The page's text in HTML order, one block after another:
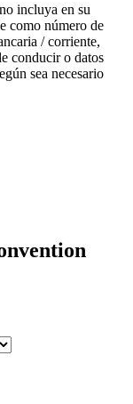
incluya en su
como número de
/ corriente,
conducir o datos
sea necesario